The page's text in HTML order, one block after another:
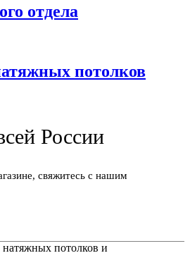
отдела
потолков
России
свяжитесь с нашим
потолков и